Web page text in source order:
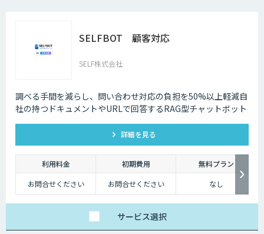
SELFBOT 顧客対応
SELF株式会社
調べる手間を減らし、問い合わせ対応の負担を50%以上軽減自
社の持つドキュメントやURLで回答するRAG型チャットボット
詳細を見る
利用料金 初期費用
無料プラン
お問合せください
お問合せください なし
サービス選択